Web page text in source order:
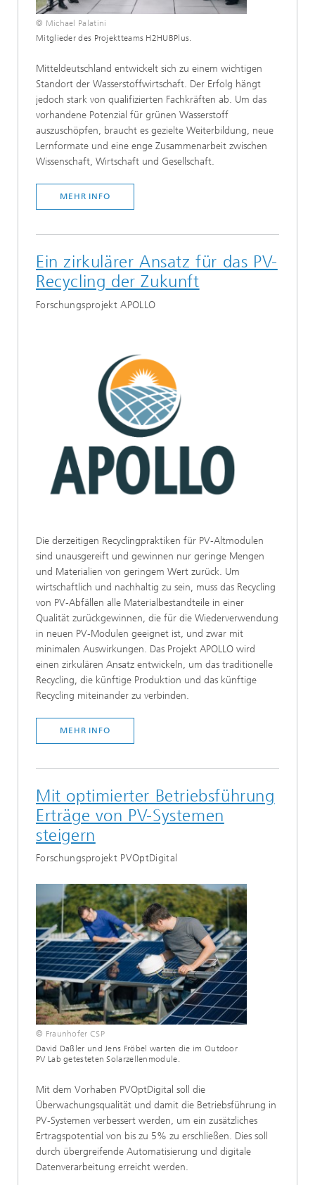
© Michael Palatini
Mitglieder des Projektteams H2HUBPlus.
Mitteldeutschland entwickelt sich zu einem wichtigen
Standort der Wasserstoffwirtschaft. Der Erfolg hängt
jedoch stark von qualifizierten Fachkräften ab. Um das
vorhandene Potenzial für grünen Wasserstoff
auszuschöpfen, braucht es gezielte Weiterbildung, neue
Lernformate und eine enge Zusammenarbeit zwischen
Wissenschaft, Wirtschaft und Gesellschaft.
MEHR INFO
Ein zirkulärer Ansatz für das PV-
Recycling der Zukunft
Forschungsprojekt APOLLO
Die derzeitigen Recyclingpraktiken für PV-Altmodulen
sind unausgereift und gewinnen nur geringe Mengen
und Materialien von geringem Wert zurück. Um
wirtschaftlich und nachhaltig zu sein, muss das Recycling
von PV-Abfällen alle Materialbestandteile in einer
Qualität zurückgewinnen, die für die Wiederverwendung
in neuen PV-Modulen geeignet ist, und zwar mit
minimalen Auswirkungen. Das Projekt APOLLO wird
einen zirkulären Ansatz entwickeln, um das traditionelle
Recycling, die künftige Produktion und das künftige
Recycling miteinander zu verbinden.
MEHR INFO
Mit optimierter Betriebsführung
Erträge von PV-Systemen
steigern
Forschungsprojekt PVOptDigital
© Fraunhofer CSP
David Daßler und Jens Fröbel warten die im Outdoor
PV Lab getesteten Solarzellenmodule.
Mit dem Vorhaben PVOptDigital soll die
Überwachungsqualität und damit die Betriebsführung in
PV-Systemen verbessert werden, um ein zusätzliches
Ertragspotential von bis zu 5% zu erschließen. Dies soll
durch übergreifende Automatisierung und digitale
Datenverarbeitung erreicht werden.